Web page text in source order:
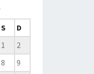
S
D
1
2
8
9